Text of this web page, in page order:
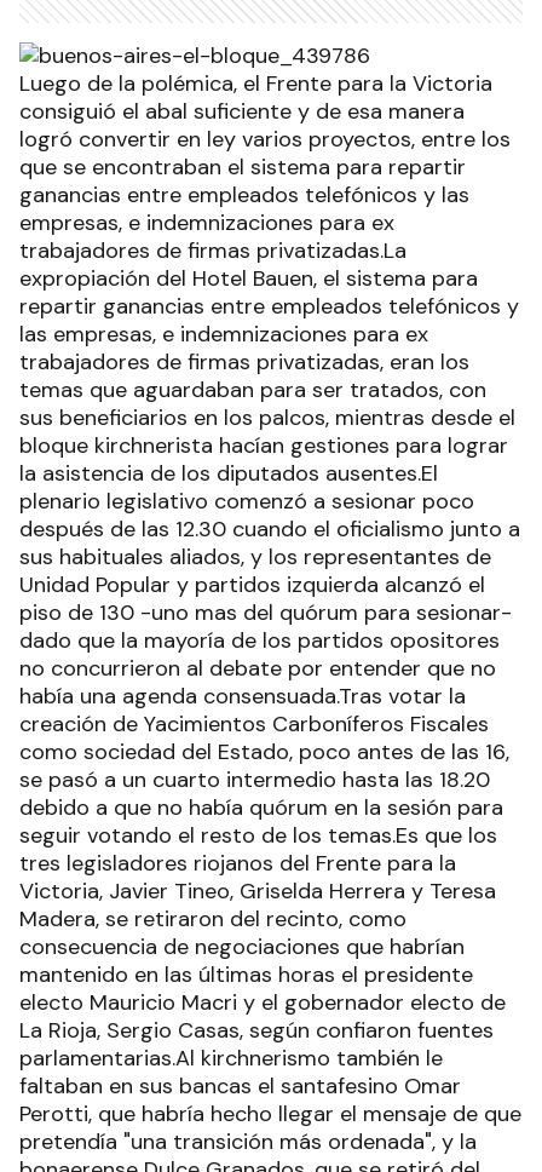
Luego de la polémica, el Frente para la Victoria
consiguió el abal suficiente y de esa manera
logró convertir en ley varios proyectos, entre los
que se encontraban el sistema para repartir
ganancias entre empleados telefónicos y las
empresas, e indemnizaciones para ex
trabajadores de firmas privatizadas.La
expropiación del Hotel Bauen, el sistema para
repartir ganancias entre empleados telefónicos y
las empresas, e indemnizaciones para ex
trabajadores de firmas privatizadas, eran los
temas que aguardaban para ser tratados, con
sus beneficiarios en los palcos, mientras desde el
bloque kirchnerista hacían gestiones para lograr
la asistencia de los diputados ausentes.El
plenario legislativo comenzó a sesionar poco
después de las 12.30 cuando el oficialismo junto a
sus habituales aliados, y los representantes de
Unidad Popular y partidos izquierda alcanzó el
piso de 130 -uno mas del quórum para sesionar-
dado que la mayoría de los partidos opositores
no concurrieron al debate por entender que no
había una agenda consensuada.Tras votar la
creación de Yacimientos Carboníferos Fiscales
como sociedad del Estado, poco antes de las 16,
se pasó a un cuarto intermedio hasta las 18.20
debido a que no había quórum en la sesión para
seguir votando el resto de los temas.Es que los
tres legisladores riojanos del Frente para la
Victoria, Javier Tineo, Griselda Herrera y Teresa
Madera, se retiraron del recinto, como
consecuencia de negociaciones que habrían
mantenido en las últimas horas el presidente
electo Mauricio Macri y el gobernador electo de
La Rioja, Sergio Casas, según confiaron fuentes
parlamentarias.Al kirchnerismo también le
faltaban en sus bancas el santafesino Omar
Perotti, que habría hecho llegar el mensaje de que
pretendía "una transición más ordenada", y la